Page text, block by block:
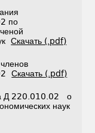
по
Скачать (.pdf)
Скачать (.pdf)
Д 220.010.02 о
наук